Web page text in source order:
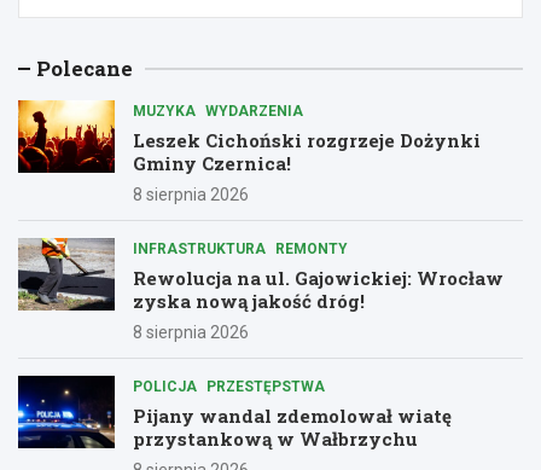
Polecane
MUZYKA WYDARZENIA
Leszek Cichoński rozgrzeje Dożynki
Gminy Czernica!
8 sierpnia 2026
INFRASTRUKTURA REMONTY
Rewolucja na ul. Gajowickiej: Wrocław
zyska nową jakość dróg!
8 sierpnia 2026
POLICJA PRZESTĘPSTWA
Pijany wandal zdemolował wiatę
przystankową w Wałbrzychu